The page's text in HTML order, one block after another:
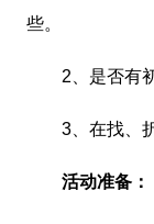
些。
2、是否有初
3、在找、折
活动准备：